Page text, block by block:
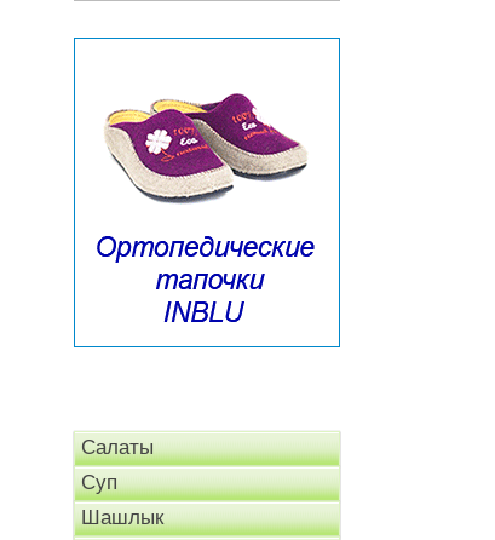
Салаты
Суп
Шашлык